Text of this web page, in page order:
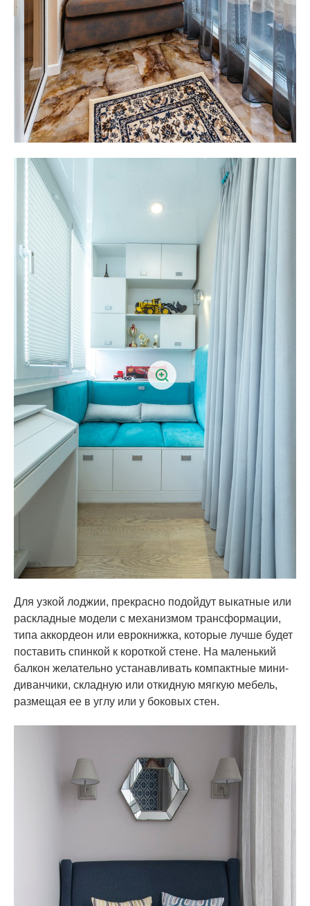
Для узкой лоджии, прекрасно подойдут выкатные или
раскладные модели с механизмом трансформации,
типа аккордеон или еврокнижка, которые лучше будет
поставить спинкой к короткой стене. На маленький
балкон желательно устанавливать компактные мини-
диванчики, складную или откидную мягкую мебель,
размещая ее в углу или у боковых стен.